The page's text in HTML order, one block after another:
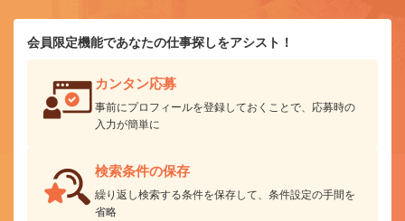
会員限定機能であなたの仕事探しをアシスト！
カンタン応募
事前にプロフィールを登録しておくことで、応募時の
入力が簡単に
検索条件の保存
繰り返し検索する条件を保存して、条件設定の手間を
省略